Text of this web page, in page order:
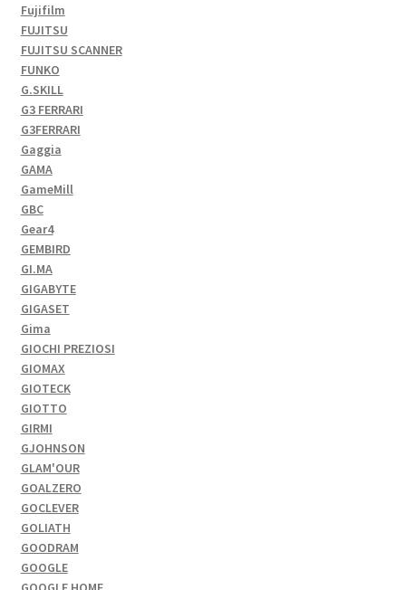
Fujifilm
FUJITSU
FUJITSU SCANNER
FUNKO
G.SKILL
G3 FERRARI
G3FERRARI
Gaggia
GAMA
GameMill
GBC
Gear4
GEMBIRD
GI.MA
GIGABYTE
GIGASET
Gima
GIOCHI PREZIOSI
GIOMAX
GIOTECK
GIOTTO
GIRMI
GJOHNSON
GLAM'OUR
GOALZERO
GOCLEVER
GOLIATH
GOODRAM
GOOGLE